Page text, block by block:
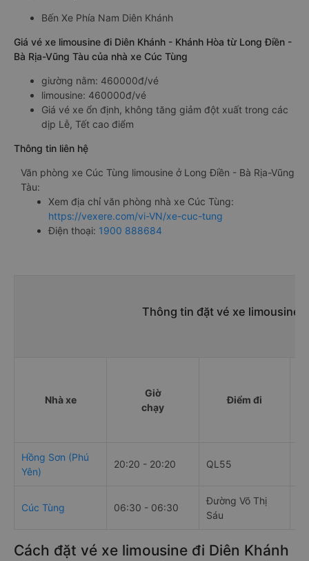
Bến Xe Phía Nam Diên Khánh
Giá vé xe limousine đi Diên Khánh - Khánh Hòa từ Long Điền -
Bà Rịa-Vũng Tàu của nhà xe Cúc Tùng
giường nằm: 460000đ/vé
limousine: 460000đ/vé
Giá vé xe ổn định, không tăng giảm đột xuất trong các
dịp Lễ, Tết cao điểm
Thông tin liên hệ
Văn phòng xe Cúc Tùng limousine ở Long Điền - Bà Rịa-Vũng
Tàu:
Xem địa chỉ văn phòng nhà xe Cúc Tùng:
https://vexere.com/vi-VN/xe-cuc-tung
Điện thoại: 1900 888684
Thông tin đặt vé xe limousine
Nhà xe
Giờ
chạy
Điểm đi
Hồng Sơn (Phú
Yên)
20:20 - 20:20 QL55
Cúc Tùng 06:30 - 06:30
Đường Võ Thị
Sáu
Cách đặt vé xe limousine đi Diên Khánh